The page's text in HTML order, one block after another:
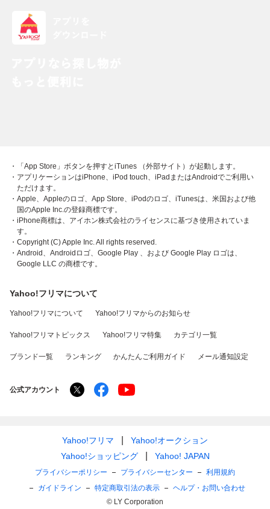
・「App Store」ボタンを押すとiTunes （外部サイト）が起動します。
・アプリケーションはiPhone、iPod touch、iPadまたはAndroidでご利用い
ただけます。
・Apple、Appleのロゴ、App Store、iPodのロゴ、iTunesは、米国および他
国のApple Inc.の登録商標です。
・iPhone商標は、アイホン株式会社のライセンスに基づき使用されていま
す。
・Copyright (C) Apple Inc. All rights reserved.
・Android、Androidロゴ、Google Play 、および Google Play ロゴは、
Google LLC の商標です。
Yahoo!フリマについて
Yahoo!フリマについて Yahoo!フリマからのお知らせ
Yahoo!フリマトピックス Yahoo!フリマ特集 カテゴリ一覧
ブランド一覧 ランキング かんたんご利用ガイド メール通知設定
公式アカウント
Yahoo!フリマ
Yahoo!オークション
Yahoo!ショッピング
Yahoo! JAPAN
プライバシーポリシー プライバシーセンター
利用規約
ガイドライン
特定商取引法の表示
ヘルプ・お問い合わせ
© LY Corporation